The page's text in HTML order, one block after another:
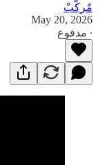
مٌركَّبْ
May 20, 2026
∙ مدفوع